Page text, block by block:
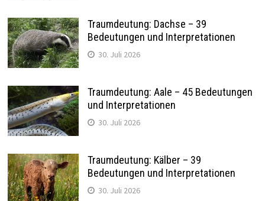
Traumdeutung: Dachse – 39
Bedeutungen und Interpretationen
30. Juli 2026
Traumdeutung: Aale – 45 Bedeutungen
und Interpretationen
30. Juli 2026
Traumdeutung: Kälber – 39
Bedeutungen und Interpretationen
30. Juli 2026